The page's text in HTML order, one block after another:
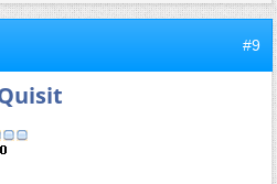
#9